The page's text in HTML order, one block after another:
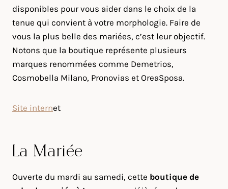
disponibles pour vous aider dans le choix de la
tenue qui convient à votre morphologie. Faire de
vous la plus belle des mariées, c’est leur objectif.
Notons que la boutique représente plusieurs
marques renommées comme Demetrios,
Cosmobella Milano, Pronovias et OreaSposa.
Site internet
La Mariée
Ouverte du mardi au samedi, cette boutique de